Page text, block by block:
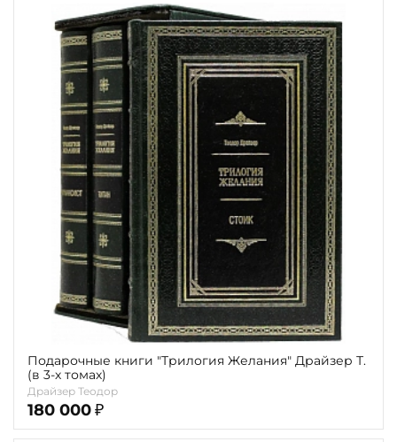
Подарочные книги "Трилогия Желания" Драйзер Т.
(в 3-х томах)
Драйзер Теодор
180 000 ₽